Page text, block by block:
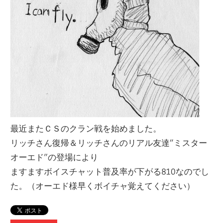
最近またＣＳのクラン戦を始めました。
リッチさん復帰＆リッチさんのリアル友達”ミスター
オーエド”の登場により
ますますボイスチャット普及率が下がる810なのでし
た。（オーエド様早くボイチャ覚えてください）